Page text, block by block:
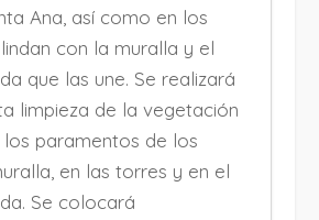
Ana, así como en los
con la muralla y el
que las une. Se realizará
limpieza de la vegetación
los paramentos de los
en las torres y en el
Se colocará